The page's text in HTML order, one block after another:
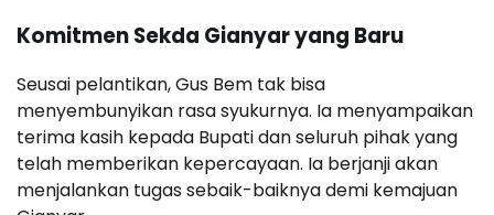
Komitmen Sekda Gianyar yang Baru
Seusai pelantikan, Gus Bem tak bisa
menyembunyikan rasa syukurnya. Ia menyampaikan
terima kasih kepada Bupati dan seluruh pihak yang
telah memberikan kepercayaan. Ia berjanji akan
menjalankan tugas sebaik-baiknya demi kemajuan